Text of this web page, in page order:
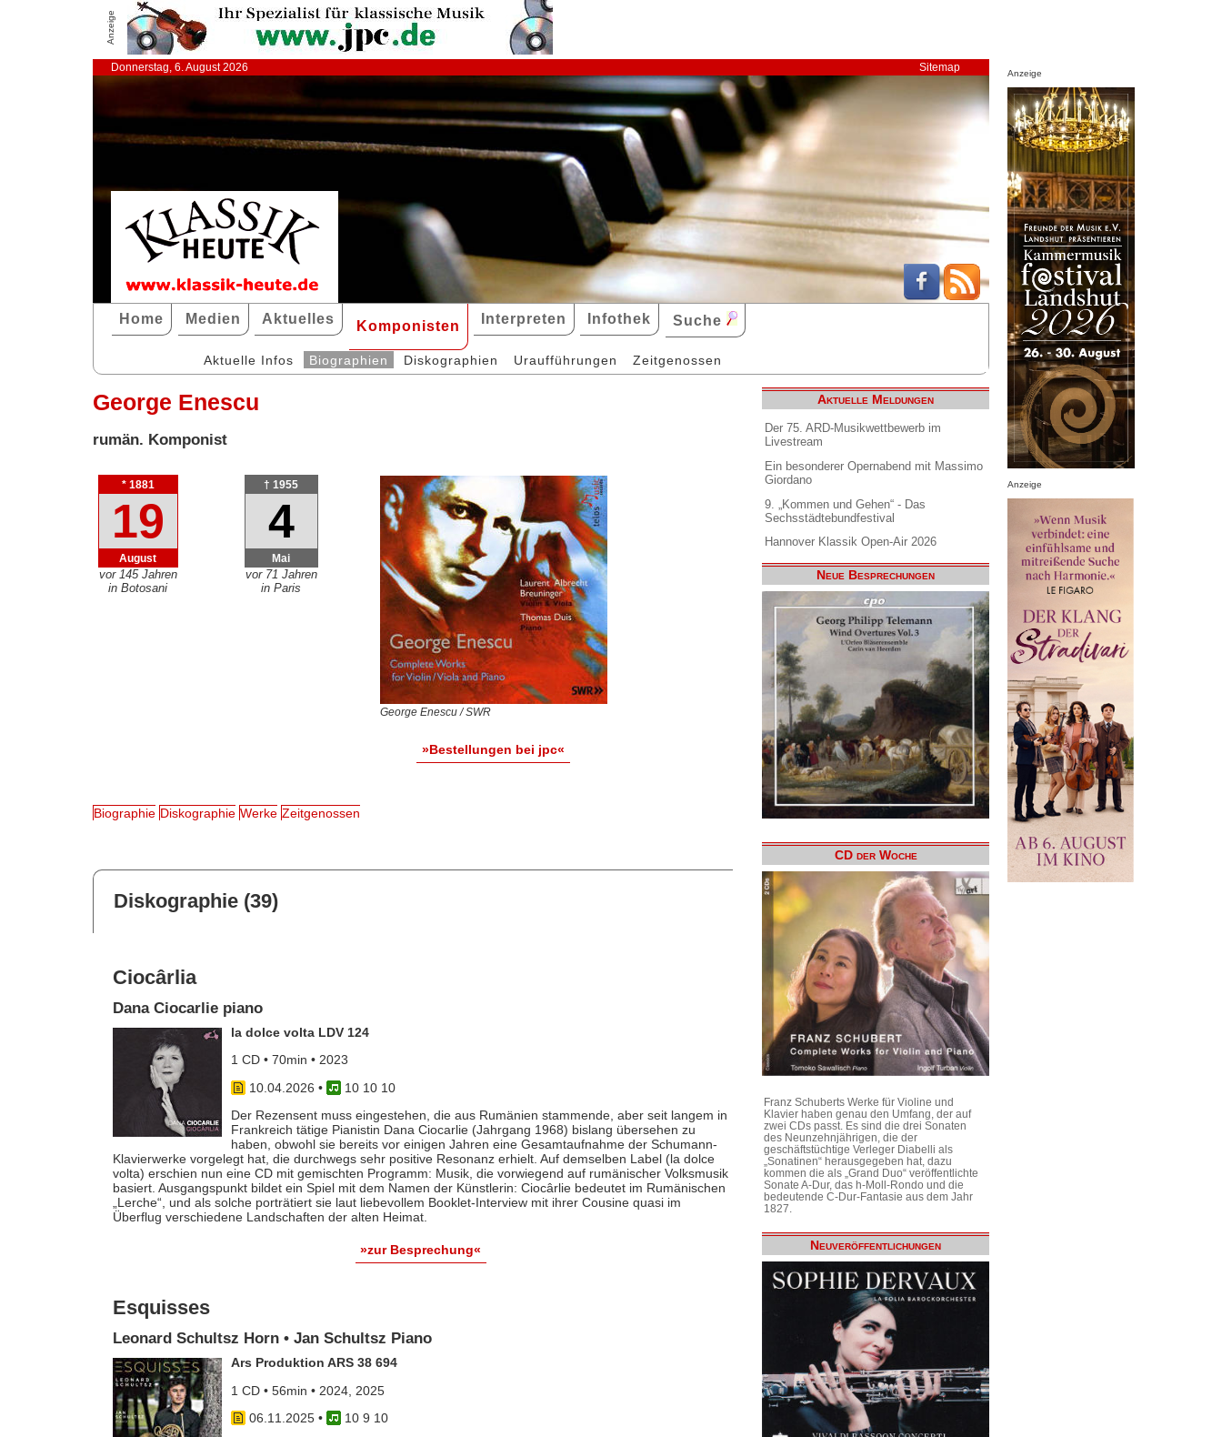
Anzeige
Donnerstag, 6. August 2026 Sitemap
Home Medien Aktuelles Komponisten Interpreten Infothek Suche
Aktuelle Infos Biographien Diskographien Uraufführungen Zeitgenossen
George Enescu
rumän. Komponist
* 1881
19
August
vor 145 Jahren
in Botosani
† 1955
4
Mai
vor 71 Jahren
in Paris
George Enescu / SWR
»Bestellungen bei jpc«
Biographie Diskographie Werke Zeitgenossen
Diskographie (39)
Ciocârlia
Dana Ciocarlie piano
la dolce volta LDV 124
1 CD • 70min • 2023
10.04.2026 •
10 10 10
Der Rezensent muss eingestehen, die aus Rumänien stammende, aber seit langem in
Frankreich tätige Pianistin Dana Ciocarlie (Jahrgang 1968) bislang übersehen zu
haben, obwohl sie bereits vor einigen Jahren eine Gesamtaufnahme der Schumann-
Klavierwerke vorgelegt hat, die durchwegs sehr positive Resonanz erhielt. Auf demselben Label (la dolce
volta) erschien nun eine CD mit gemischten Programm: Musik, die vorwiegend auf rumänischer Volksmusik
basiert. Ausgangspunkt bildet ein Spiel mit dem Namen der Künstlerin: Ciocârlie bedeutet im Rumänischen
„Lerche“, und als solche porträtiert sie laut liebevollem Booklet-Interview mit ihrer Cousine quasi im
Überflug verschiedene Landschaften der alten Heimat.
»zur Besprechung«
Esquisses
Leonard Schultsz Horn • Jan Schultsz Piano
Ars Produktion ARS 38 694
1 CD • 56min • 2024, 2025
06.11.2025•
10 9 10
Aktuelle Meldungen
Der 75. ARD-Musikwettbewerb im
Livestream
Ein besonderer Opernabend mit Massimo
Giordano
9. „Kommen und Gehen“ - Das
Sechsstädtebundfestival
Hannover Klassik Open-Air 2026
Neue Besprechungen
CD der Woche
Franz Schuberts Werke für Violine und
Klavier haben genau den Umfang, der auf
zwei CDs passt. Es sind die drei Sonaten
des Neunzehnjährigen, die der
geschäftstüchtige Verleger Diabelli als
„Sonatinen“ herausgegeben hat, dazu
kommen die als „Grand Duo“ veröffentlichte
Sonate A-Dur, das h-Moll-Rondo und die
bedeutende C-Dur-Fantasie aus dem Jahr
1827.
Neuveröffentlichungen
Anzeige
Anzeige